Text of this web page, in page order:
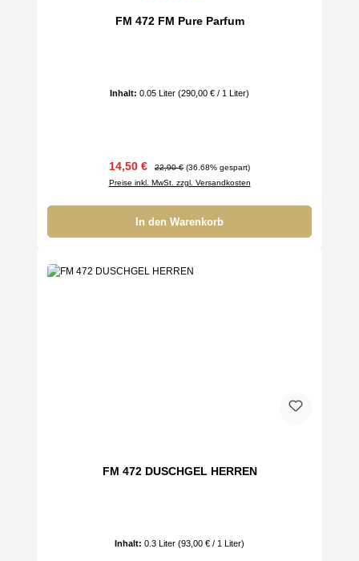
FM 472 FM Pure Parfum
Inhalt: 0.05 Liter (290,00 € / 1 Liter)
Verkaufspreis:
14,50 € Regulärer Preis:
22,90 € (36.68% gespart)
Preise inkl. MwSt. zzgl. Versandkosten
In den Warenkorb
FM 472 DUSCHGEL HERREN
Inhalt: 0.3 Liter (93,00 € / 1 Liter)